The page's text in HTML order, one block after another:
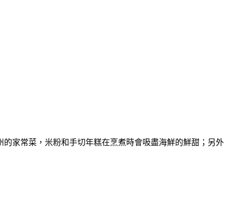
家常菜，米粉和手切年糕在烹煮時會吸盡海鮮的鮮甜；另外